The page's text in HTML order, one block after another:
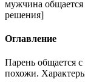
мужчина
решения]
Оглавление
Парень общается
похожи.